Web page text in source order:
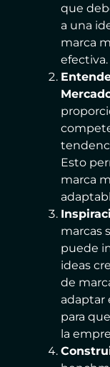
que
a una
marca
efectiva.
Esto
marca
marcas
puede
ideas
de
adaptar
para
la